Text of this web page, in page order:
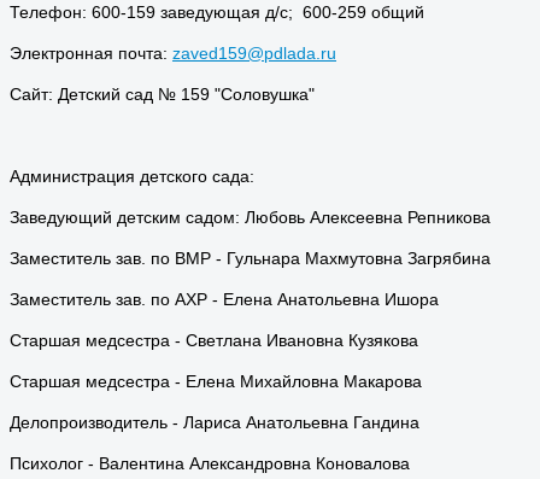
Телефон: 600-159 заведующая д/с; 600-259 общий
Электронная почта: zaved159@pdlada.ru
Сайт: Детский сад № 159 "Соловушка"
Администрация детского сада:
Заведующий детским садом: Любовь Алексеевна Репникова
Заместитель зав. по ВМР - Гульнара Махмутовна Загрябина
Заместитель зав. по АХР - Елена Анатольевна Ишора
Старшая медсестра - Светлана Ивановна Кузякова
Старшая медсестра - Елена Михайловна Макарова
Делопроизводитель - Лариса Анатольевна Гандина
Психолог - Валентина Александровна Коновалова